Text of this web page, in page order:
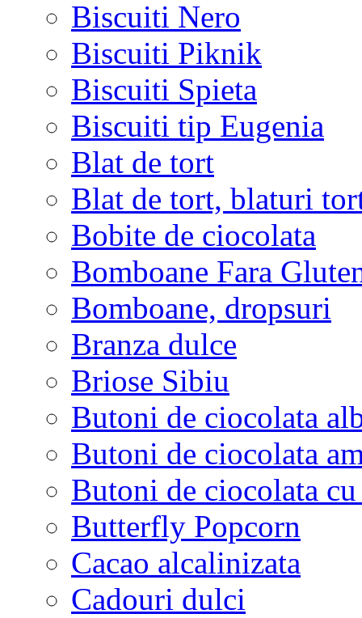
Biscuiti Nero
Biscuiti Piknik
Biscuiti Spieta
Biscuiti tip Eugenia
Blat de tort
Blat de tort, blaturi
Bobite de ciocolata
Bomboane Fara
Bomboane, dropsuri
Branza dulce
Briose Sibiu
Butoni de ciocolata
Butoni de ciocolata
Butoni de ciocolata
Butterfly Popcorn
Cacao alcalinizata
Cadouri dulci